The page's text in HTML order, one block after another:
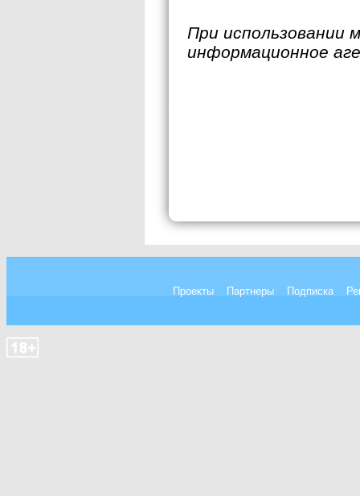
При использовании
информационное
Проекты Партнеры Подписка